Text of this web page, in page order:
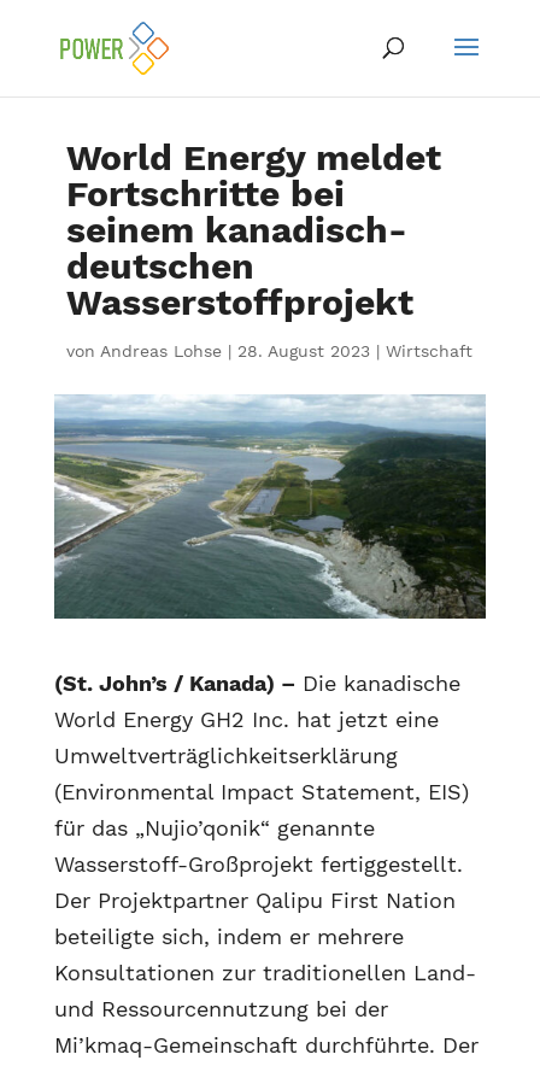
World Energy meldet
Fortschritte bei
seinem kanadisch-
deutschen
Wasserstoffprojekt
von Andreas Lohse| 28. August 2023| Wirtschaft
(St. John’s / Kanada) – Die kanadische
World Energy GH2 Inc. hat jetzt eine
Umweltverträglichkeitserklärung
(Environmental Impact Statement, EIS)
für das „Nujio’qonik“ genannte
Wasserstoff-Großprojekt fertiggestellt.
Der Projektpartner Qalipu First Nation
beteiligte sich, indem er mehrere
Konsultationen zur traditionellen Land-
und Ressourcennutzung bei der
Mi’kmaq-Gemeinschaft durchführte. Der